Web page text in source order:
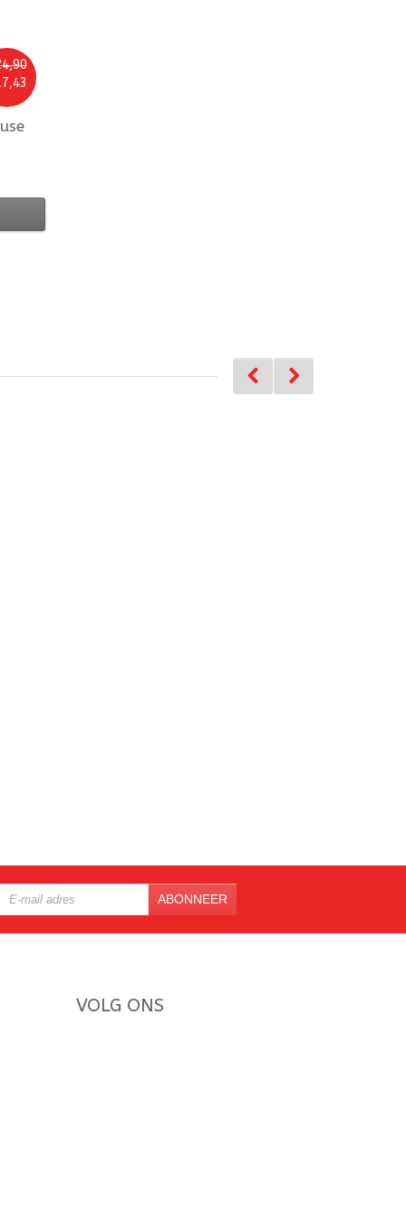
ABONNEER
VOLG ONS